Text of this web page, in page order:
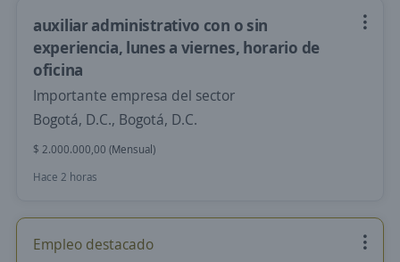
auxiliar administrativo con o sin
experiencia, lunes a viernes, horario de
oficina
Importante empresa del sector
Bogotá, D.C., Bogotá, D.C.
$ 2.000.000,00 (Mensual)
Hace 2 horas
Empleo destacado